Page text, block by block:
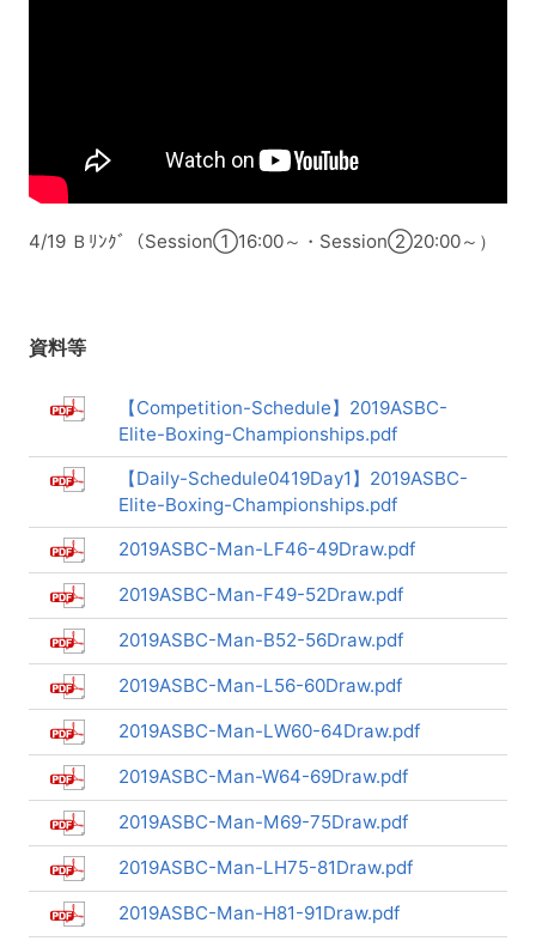
4/19 Ｂﾘﾝｸﾞ（Session①16:00～・Session②20:00～）
資料等
【Competition-Schedule】2019ASBC-
Elite-Boxing-Championships.pdf
【Daily-Schedule0419Day1】2019ASBC-
Elite-Boxing-Championships.pdf
2019ASBC-Man-LF46-49Draw.pdf
2019ASBC-Man-F49-52Draw.pdf
2019ASBC-Man-B52-56Draw.pdf
2019ASBC-Man-L56-60Draw.pdf
2019ASBC-Man-LW60-64Draw.pdf
2019ASBC-Man-W64-69Draw.pdf
2019ASBC-Man-M69-75Draw.pdf
2019ASBC-Man-LH75-81Draw.pdf
2019ASBC-Man-H81-91Draw.pdf